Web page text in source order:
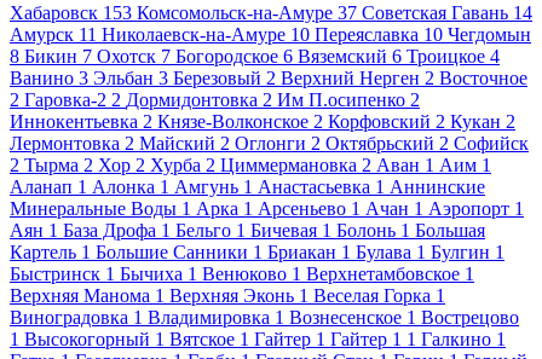
Хабаровск 153 Комсомольск-на-Амуре 37 Советская Гавань 14
Амурск 11 Николаевск-на-Амуре 10 Переяславка 10 Чегдомын
8 Бикин 7 Охотск 7 Богородское 6 Вяземский 6 Троицкое 4
Ванино 3 Эльбан 3 Березовый 2 Верхний Нерген 2 Восточное
2 Гаровка-2 2 Дормидонтовка 2 Им П.осипенко 2
Иннокентьевка 2 Князе-Волконское 2 Корфовский 2 Кукан 2
Лермонтовка 2 Майский 2 Оглонги 2 Октябрьский 2 Софийск
2 Тырма 2 Хор 2 Хурба 2 Циммермановка 2 Аван 1 Аим 1
Аланап 1 Алонка 1 Амгунь 1 Анастасьевка 1 Аннинские
Минеральные Воды 1 Арка 1 Арсеньево 1 Ачан 1 Аэропорт 1
Аян 1 База Дрофа 1 Бельго 1 Бичевая 1 Болонь 1 Большая
Картель 1 Большие Санники 1 Бриакан 1 Булава 1 Булгин 1
Быстринск 1 Бычиха 1 Венюково 1 Верхнетамбовское 1
Верхняя Манома 1 Верхняя Эконь 1 Веселая Горка 1
Виноградовка 1 Владимировка 1 Вознесенское 1 Вострецово
1 Высокогорный 1 Вятское 1 Гайтер 1 Гайтер 1 1 Галкино 1